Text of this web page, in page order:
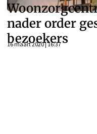
nader order
bezoekers
16 maart 2020 | 16:37